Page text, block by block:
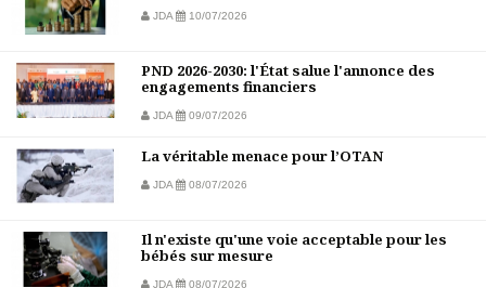
JDA 10/07/2026
PND 2026-2030: l'État salue l'annonce des
engagements financiers
JDA 09/07/2026
La véritable menace pour l’OTAN
JDA 08/07/2026
Il n'existe qu'une voie acceptable pour les
bébés sur mesure
JDA 08/07/2026